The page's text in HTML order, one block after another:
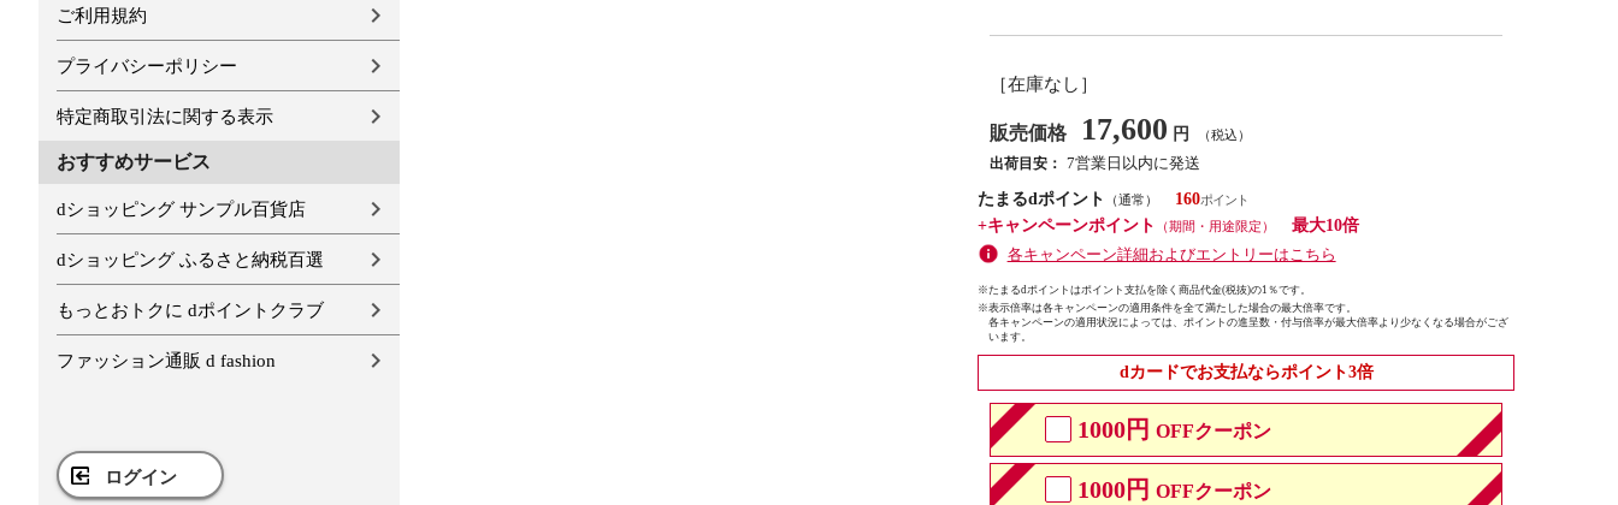
ご利用規約
プライバシーポリシー
特定商取引法に関する表示
おすすめサービス
dショッピング サンプル百貨店
dショッピング ふるさと納税百選
もっとおトクに dポイントクラブ
ファッション通販 d fashion
ログイン
［在庫なし］
販売価格 17,600 円 （税込）
出荷目安： 7営業日以内に発送
たまるdポイント
（通常）
160
+キャンペーンポイント
（期間・用途限定）
最大10倍
各キャンペーン詳細およびエントリーはこちら
※たまるdポイントはポイント支払を除く商品代金(税抜)の1％です。
※表示倍率は各キャンペーンの適用条件を全て満たした場合の最大倍率です。
各キャンペーンの適用状況によっては、ポイントの進呈数・付与倍率が最大倍率より少なくなる場合がござ
います。
dカードでお支払ならポイント3倍
1000円 OFFクーポン
1000円 OFFクーポン